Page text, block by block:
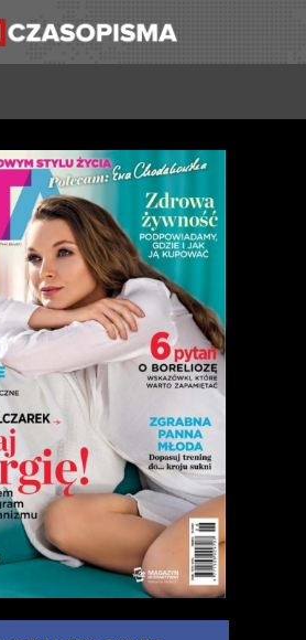
26
OTRZYMAĆ
GET TO I
INNYCH
POKRYW W
CODZIENNEJ
MEDIALNEJ.